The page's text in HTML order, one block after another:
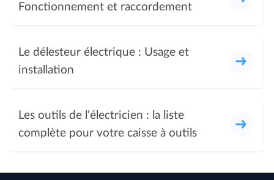
Fonctionnement et raccordement
Le délesteur électrique : Usage et
installation
Les outils de l'électricien : la liste
complète pour votre caisse à outils